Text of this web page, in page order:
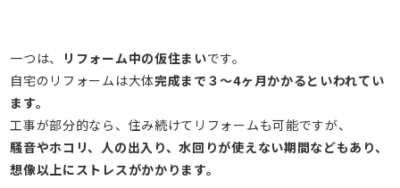
一つは、 リフォーム中の仮住まいです。
自宅のリフォームは大体完成まで３～4ヶ月かかるといわれてい
ます。
工事が部分的なら、住み続けてリフォームも可能ですが、
騒音やホコリ、人の出入り、水回りが使えない期間などもあり、
想像以上にストレスがかかります。